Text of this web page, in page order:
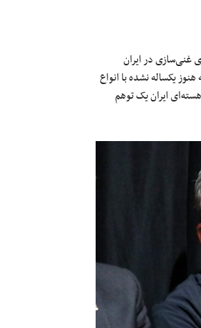
غنی‌سازی در ایران
یکساله نشده با انواع
ایران یک توهم